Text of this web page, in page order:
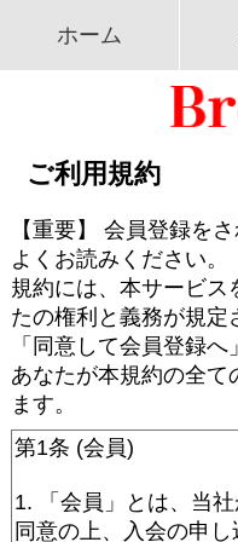
ホーム
ご利用規約
【重要】 会員登録を
よくお読みください。
規約には、本サービス
たの権利と義務が規定
「同意して会員登録
あなたが本規約の全て
ます。